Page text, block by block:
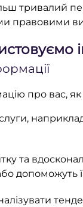
тривалий
правовими
про вас,
та
допоможуть